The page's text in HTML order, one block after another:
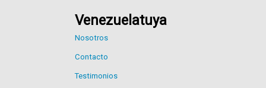
Venezuelatuya
Nosotros
Contacto
Testimonios